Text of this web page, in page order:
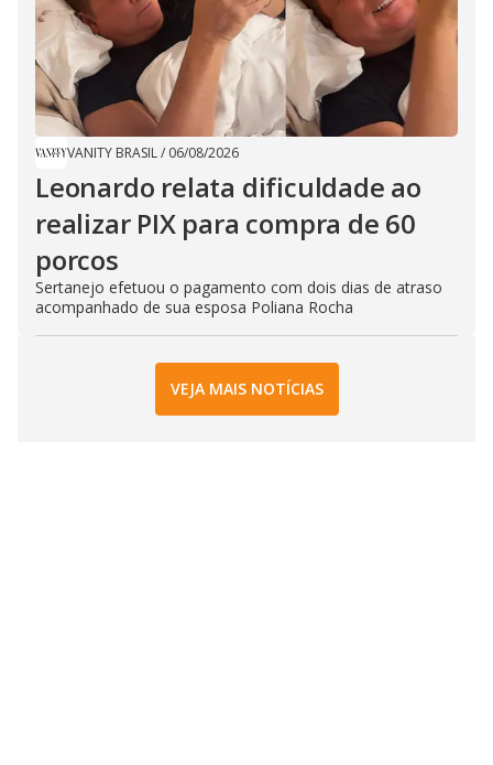
VANITY BRASIL/ 06/08/2026
Leonardo relata dificuldade ao
realizar PIX para compra de 60
porcos
Sertanejo efetuou o pagamento com dois dias de atraso
acompanhado de sua esposa Poliana Rocha
VEJA MAIS NOTÍCIAS